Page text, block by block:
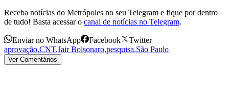
Receba notícias do Metrópoles no seu Telegram e fique por dentro
de tudo! Basta acessar o canal de notícias no Telegram.
Enviar no WhatsApp Facebook
Twitter
aprovação,CNT,Jair Bolsonaro,pesquisa,São Paulo
Ver Comentários